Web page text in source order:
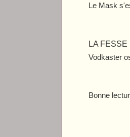
Le Mask
LA
Vodkaster
Bonne